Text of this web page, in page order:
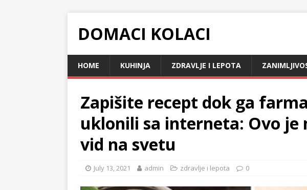
DOMACI KOLACI
HOME KUHINJA ZDRAVLJE I LEPOTA
Zapišite recept dok ga
uklonili sa interneta: Ovo je
vid na svetu
July 13, 2021 admin zdravlje i lepota 0